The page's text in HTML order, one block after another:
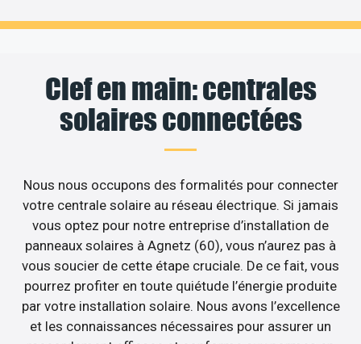
Clef en main: centrales
solaires connectées
Nous nous occupons des formalités pour connecter
votre centrale solaire au réseau électrique. Si jamais
vous optez pour notre entreprise d’installation de
panneaux solaires à Agnetz (60), vous n’aurez pas à
vous soucier de cette étape cruciale. De ce fait, vous
pourrez profiter en toute quiétude l’énergie produite
par votre installation solaire. Nous avons l’excellence
et les connaissances nécessaires pour assurer un